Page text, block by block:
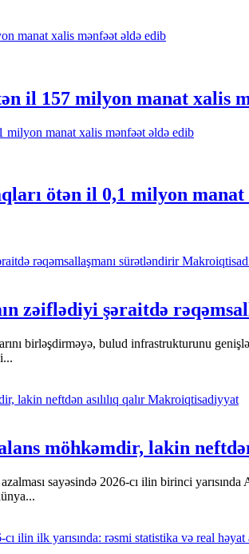
il 157 milyon manat xalis
ötən il 0,1 milyon manat
zəiflədiyi şəraitdə
birləşdirməyə, bulud infrastrukturunu
Makroiqtisadiyyat
möhkəmdir, lakin neftdən
sayəsində 2026-cı ilin birinci